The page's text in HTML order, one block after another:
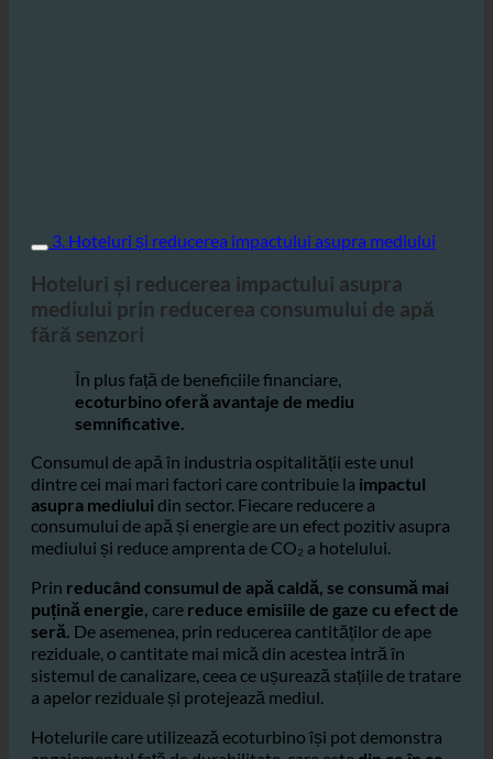
3. Hoteluri și reducerea impactului asupra mediului
Hoteluri și reducerea impactului asupra
fără senzori
În plus față de beneficiile financiare,
semnificative.
Consumul de apă în industria ospitalității este unul
dintre cei mai mari factori care contribuie laimpactul
asupra mediuluidin sector. Fiecare reducere a
mediului și reduce amprenta de CO₂ a hotelului.
Prinreducând consumul de apă caldă, se consumă mai
puțină energie,carereduce emisiile de gaze cu efect de
seră.De asemenea, prin reducerea cantităților de ape
reziduale, o cantitate mai mică din acestea intră în
a apelor reziduale și protejează mediul.